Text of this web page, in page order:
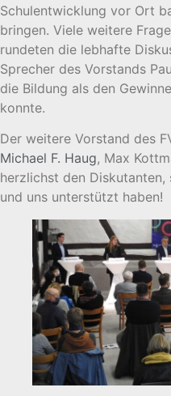
Schulentwicklung vor Ort
bringen. Viele weitere
rundeten die lebhafte
Sprecher des Vorstands
die Bildung als den
konnte.
Der weitere Vorstand des
Michael F. Haug, Max
herzlichst den
und uns unterstützt haben!